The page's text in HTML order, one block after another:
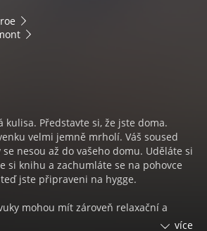
kulisa. Představte si, že jste doma.
velmi jemně mrholí. Váš soused
nesou až do vašeho domu. Uděláte si
si knihu a zachumláte se na pohovce
jste připraveni na hygge.
mohou mít zároveň relaxační a
mozek. Náladová série od Saga Talksvíce